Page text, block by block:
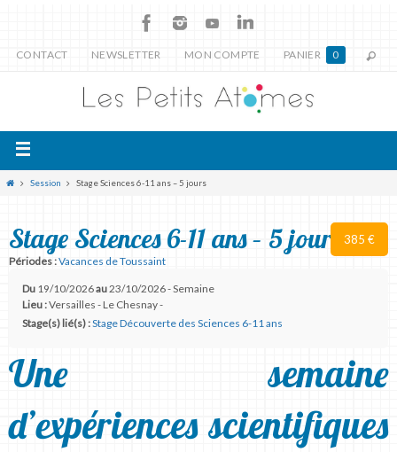
CONTACT NEWSLETTER MON COMPTE PANIER 0
Session Stage Sciences 6-11 ans – 5 jours
385 €
Stage Sciences 6-11 ans – 5 jours
Périodes :Vacances de Toussaint
Du 19/10/2026au23/10/2026 - Semaine
Lieu :Versailles - Le Chesnay -
Stage(s) lié(s) :Stage Découverte des Sciences 6-11 ans
Une semaine
d’expériences scientifiques